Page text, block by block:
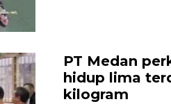
PT Medan
hidup lima
kilogram